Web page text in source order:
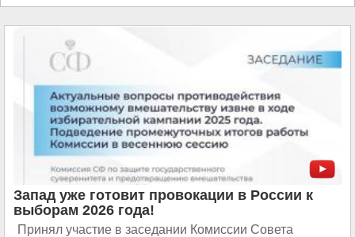
Запад уже готовит провокации в России к
выборам 2026 года!
Принял участие в заседании Комиссии Совета